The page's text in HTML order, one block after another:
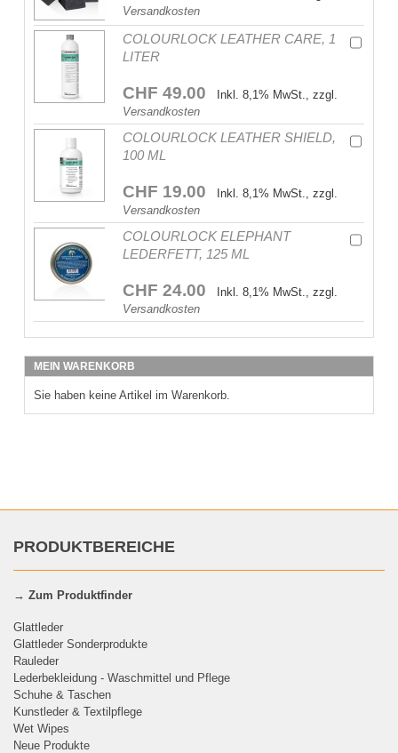
Versandkosten
COLOURLOCK LEATHER CARE, 1
LITER
CHF 49.00
Inkl. 8,1% MwSt., zzgl.
Versandkosten
COLOURLOCK LEATHER SHIELD,
100 ML
CHF 19.00
Inkl. 8,1% MwSt., zzgl.
Versandkosten
COLOURLOCK ELEPHANT
LEDERFETT, 125 ML
CHF 24.00
Inkl. 8,1% MwSt., zzgl.
Versandkosten
MEIN WARENKORB
Sie haben keine Artikel im Warenkorb.
PRODUKTBEREICHE
→ Zum Produktfinder
Glattleder
Glattleder Sonderprodukte
Rauleder
Lederbekleidung - Waschmittel und Pflege
Schuhe & Taschen
Kunstleder & Textilpflege
Wet Wipes
Neue Produkte